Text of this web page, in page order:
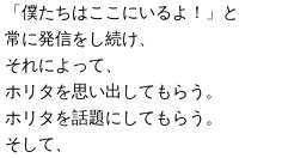
「僕たちはここにいるよ！」と
常に発信をし続け、
それによって、
ホリタを思い出してもらう。
ホリタを話題にしてもらう。
そして、